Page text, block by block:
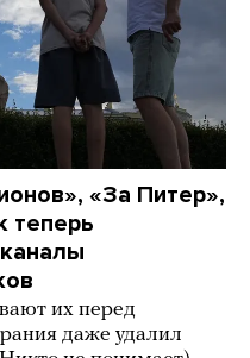
«За Питер»,
теперь
их перед
даже удалил